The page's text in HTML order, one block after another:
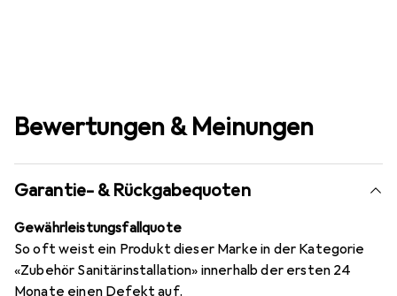
Bewertungen & Meinungen
Garantie- & Rückgabequoten
Gewährleistungsfallquote
So oft weist ein Produkt dieser Marke in der Kategorie
«Zubehör Sanitärinstallation» innerhalb der ersten 24
Monate einen Defekt auf.